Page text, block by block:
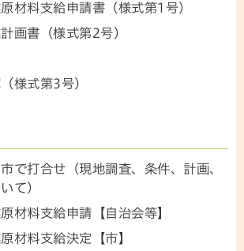
材料支給申請書（様式第1号）
画書（様式第2号）
様式第3号）
で打合せ（現地調査、条件、計画、
て）
材料支給申請【自治会等】
材料支給決定【市】